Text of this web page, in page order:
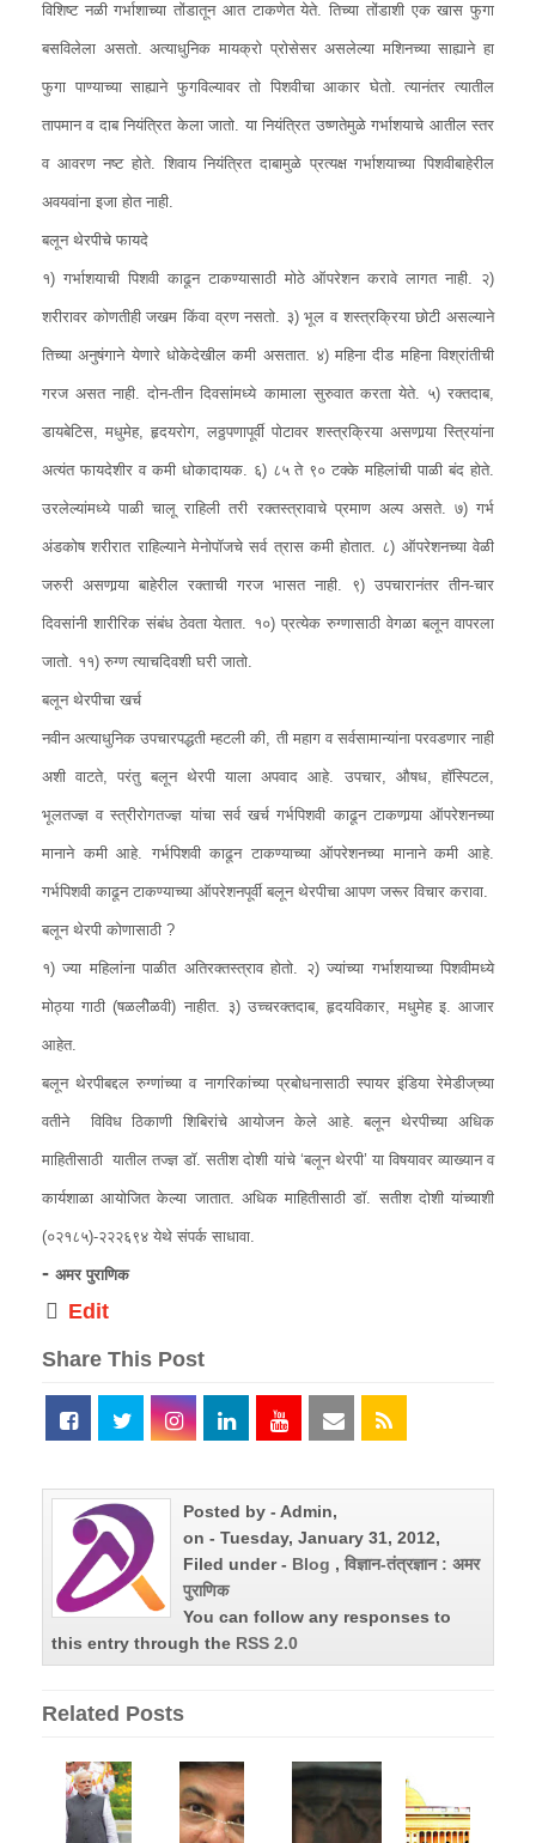
विशिष्ट नळी गर्भाशाच्या तोंडातून आत टाकणेत येते. तिच्या तोंडाशी एक खास फुगा
बसविलेला असतो. अत्याधुनिक मायक्रो प्रोसेसर असलेल्या मशिनच्या साह्याने हा
फुगा पाण्याच्या साह्याने फुगविल्यावर तो पिशवीचा आकार घेतो. त्यानंतर त्यातील
तापमान व दाब नियंत्रित केला जातो. या नियंत्रित उष्णतेमुळे गर्भाशयाचे आतील स्तर
व आवरण नष्ट होते. शिवाय नियंत्रित दाबामुळे प्रत्यक्ष गर्भाशयाच्या पिशवीबाहेरील
अवयवांना इजा होत नाही.
बलून थेरपीचे फायदे
१) गर्भाशयाची पिशवी काढून टाकण्यासाठी मोठे ऑपरेशन करावे लागत नाही. २)
शरीरावर कोणतीही जखम किंवा व्रण नसतो. ३) भूल व शस्त्रक्रिया छोटी असल्याने
तिच्या अनुषंगाने येणारे धोकेदेखील कमी असतात. ४) महिना दीड महिना विश्रांतीची
गरज असत नाही. दोन-तीन दिवसांमध्ये कामाला सुरुवात करता येते. ५) रक्तदाब,
डायबेटिस, मधुमेह, हृदयरोग, लठ्ठपणापूर्वी पोटावर शस्त्रक्रिया असणार्‍या स्त्रियांना
अत्यंत फायदेशीर व कमी धोकादायक. ६) ८५ ते ९० टक्के महिलांची पाळी बंद होते.
उरलेल्यांमध्ये पाळी चालू राहिली तरी रक्तस्त्रावाचे प्रमाण अल्प असते. ७) गर्भ
अंडकोष शरीरात राहिल्याने मेनोपॉजचे सर्व त्रास कमी होतात. ८) ऑपरेशनच्या वेळी
जरुरी असणार्‍या बाहेरील रक्ताची गरज भासत नाही. ९) उपचारानंतर तीन-चार
दिवसांनी शारीरिक संबंध ठेवता येतात. १०) प्रत्येक रुग्णासाठी वेगळा बलून वापरला
जातो. ११) रुग्ण त्याचदिवशी घरी जातो.
बलून थेरपीचा खर्च
नवीन अत्याधुनिक उपचारपद्धती म्हटली की, ती महाग व सर्वसामान्यांना परवडणार नाही
अशी वाटते, परंतु बलून थेरपी याला अपवाद आहे. उपचार, औषध, हॉस्पिटल,
भूलतज्ज्ञ व स्त्रीरोगतज्ज्ञ यांचा सर्व खर्च गर्भपिशवी काढून टाकणार्‍या ऑपरेशनच्या
मानाने कमी आहे. गर्भपिशवी काढून टाकण्याच्या ऑपरेशनच्या मानाने कमी आहे.
गर्भपिशवी काढून टाकण्याच्या ऑपरेशनपूर्वी बलून थेरपीचा आपण जरूर विचार करावा.
बलून थेरपी कोणासाठी ?
१) ज्या महिलांना पाळीत अतिरक्तस्त्राव होतो. २) ज्यांच्या गर्भाशयाच्या पिशवीमध्ये
मोठ्या गाठी (षळलीेळवी) नाहीत. ३) उच्चरक्तदाब, हृदयविकार, मधुमेह इ. आजार
आहेत.
बलून थेरपीबद्दल रुग्णांच्या व नागरिकांच्या प्रबोधनासाठी स्पायर इंडिया रेमेडीज्‌च्या
वतीने विविध ठिकाणी शिबिरांचे आयोजन केले आहे. बलून थेरपीच्या अधिक
माहितीसाठी यातील तज्ज्ञ डॉ. सतीश दोशी यांचे ‘बलून थेरपी’ या विषयावर व्याख्यान व
कार्यशाळा आयोजित केल्या जातात. अधिक माहितीसाठी डॉ. सतीश दोशी यांच्याशी
(०२१८५)-२२२६९४ येथे संपर्क साधावा.
- अमर पुराणिक
Edit
Share This Post
Posted by - Admin,
on - Tuesday, January 31, 2012,
Filed under - Blog , विज्ञान-तंत्रज्ञान : अमर
पुराणिक
You can follow any responses to
this entry through the RSS 2.0
Related Posts